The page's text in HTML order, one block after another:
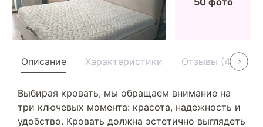
Описание Характеристики Отзывы (40)
Выбирая кровать, мы обращаем внимание на
три ключевых момента: красота, надежность и
удобство. Кровать должна эстетично выглядеть